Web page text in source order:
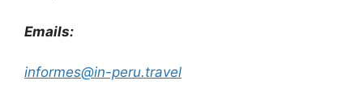
Emails:
informes@in-peru.travel